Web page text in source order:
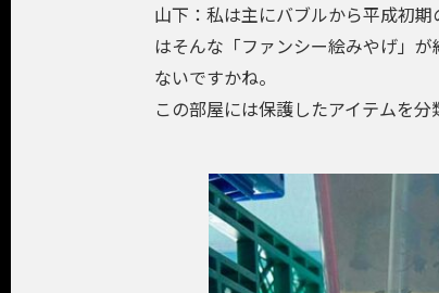
山下：私は主にバブルから平成初
はそんな「ファンシー絵みやげ」
ないですかね。
この部屋には保護したアイテムを分